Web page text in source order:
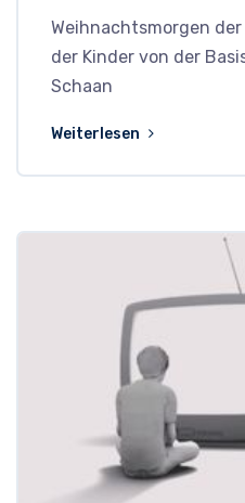
Weihnachtsmorgen
der Kinder von der
Schaan
Weiterlesen